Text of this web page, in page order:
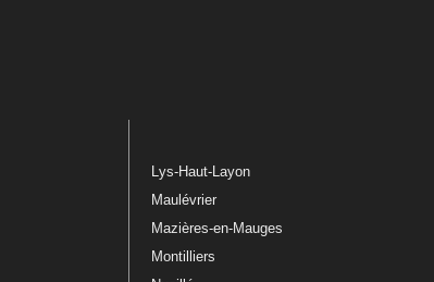
Lys-Haut-Layon
Maulévrier
Mazières-en-Mauges
Montilliers